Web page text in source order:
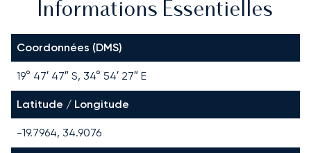
Informations Essentielles
Coordonnées (DMS)
19° 47′ 47″ S, 34° 54′ 27″ E
Latitude / Longitude
-19.7964, 34.9076